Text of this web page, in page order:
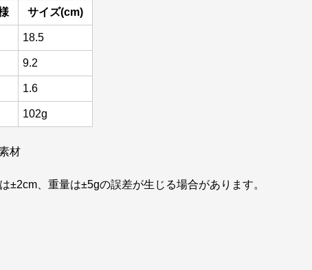
サイズ(cm)
18.5
9.2
1.6
102g
材
±2cm、重量は±5gの誤差が生じる場合があります。